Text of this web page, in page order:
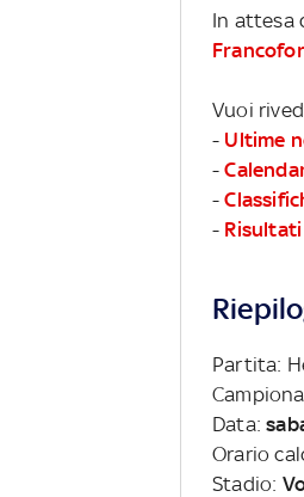
In attesa
Vuoi
- Ultime
-
-
- Risultati
Partita:
Data:
Orario
Stadio: